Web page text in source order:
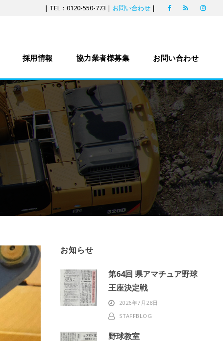
| TEL：0120-550-773 | お問い合わせ |
採用情報 協力業者様募集 お問い合わせ
お知らせ
第64回 県アマチュア野球
王座決定戦
2026年7月28日
STAFFBLOG
野球教室